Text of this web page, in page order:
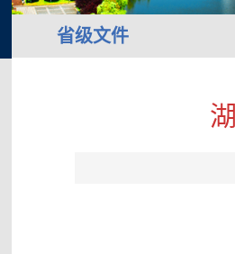
省级文件